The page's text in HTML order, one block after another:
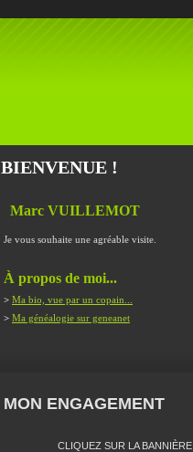
BIENVENUE !
Marc VUILLEMOT
Je vous souhaite une agréable visite.
À propos de moi...
> Ma bio, vue par un copain...
> Ma généalogie sur geneanet
MON ENGAGEMENT
CLIQUEZ SUR LA BANNIÈRE